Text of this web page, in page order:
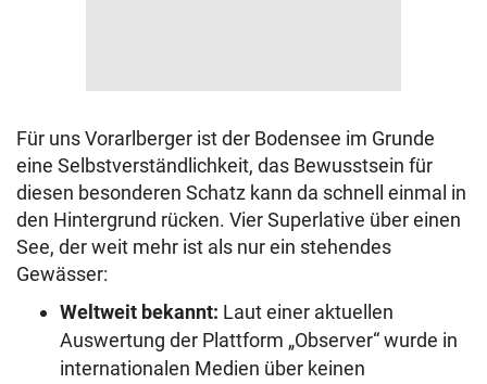
Für uns Vorarlberger ist der Bodensee im Grunde
eine Selbstverständlichkeit, das Bewusstsein für
diesen besonderen Schatz kann da schnell einmal in
den Hintergrund rücken. Vier Superlative über einen
See, der weit mehr ist als nur ein stehendes
Gewässer:
Weltweit bekannt: Laut einer aktuellen
Auswertung der Plattform „Observer“ wurde in
internationalen Medien über keinen